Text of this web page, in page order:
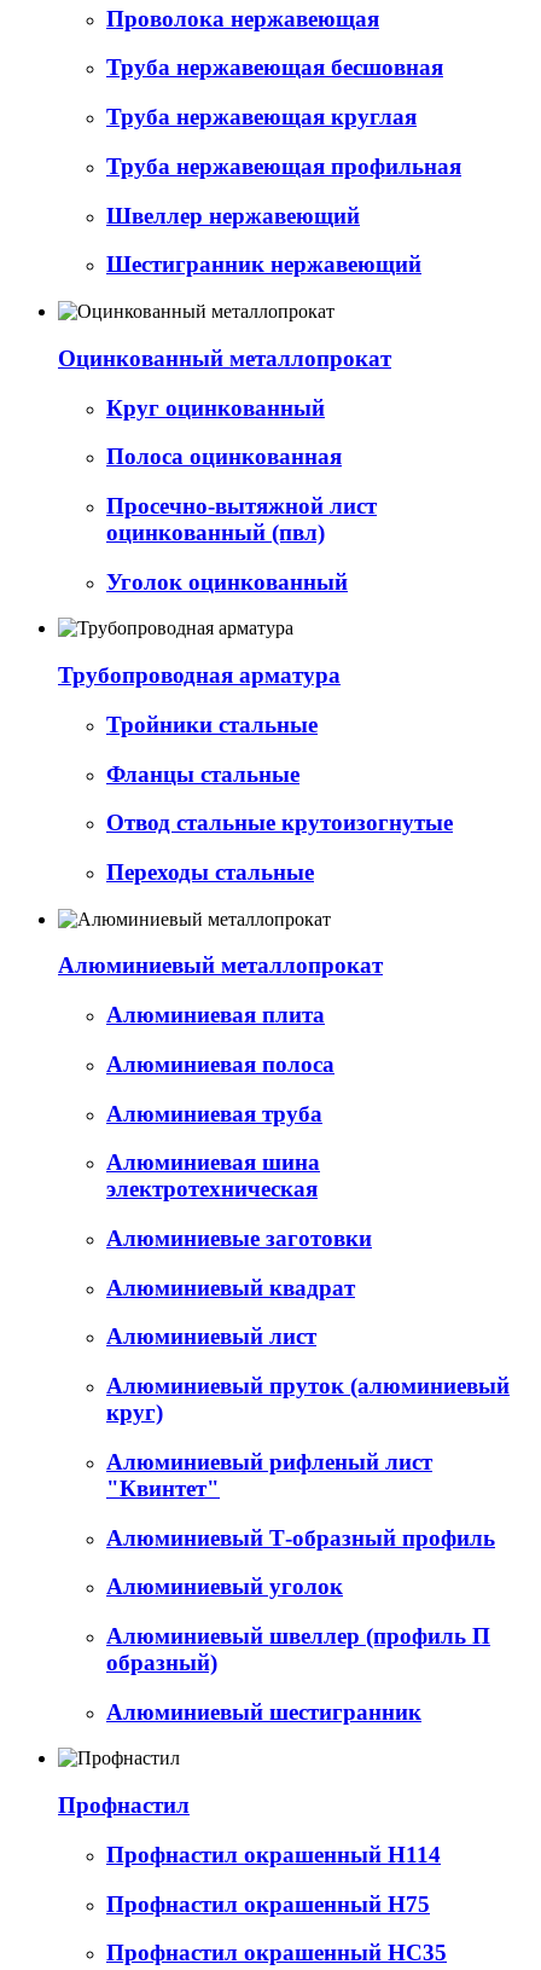
Проволока нержавеющая
Труба нержавеющая бесшовная
Труба нержавеющая круглая
Труба нержавеющая профильная
Швеллер нержавеющий
Шестигранник нержавеющий
Оцинкованный металлопрокат
Круг оцинкованный
Полоса оцинкованная
Просечно-вытяжной лист
оцинкованный (пвл)
Уголок оцинкованный
Трубопроводная арматура
Тройники стальные
Фланцы стальные
Отвод стальные крутоизогнутые
Переходы стальные
Алюминиевый металлопрокат
Алюминиевая плита
Алюминиевая полоса
Алюминиевая труба
Алюминиевая шина
электротехническая
Алюминиевые заготовки
Алюминиевый квадрат
Алюминиевый лист
Алюминиевый пруток (алюминиевый
круг)
Алюминиевый рифленый лист
"Квинтет"
Алюминиевый Т-образный профиль
Алюминиевый уголок
Алюминиевый швеллер (профиль П
образный)
Алюминиевый шестигранник
Профнастил
Профнастил окрашенный Н114
Профнастил окрашенный Н75
Профнастил окрашенный НС35